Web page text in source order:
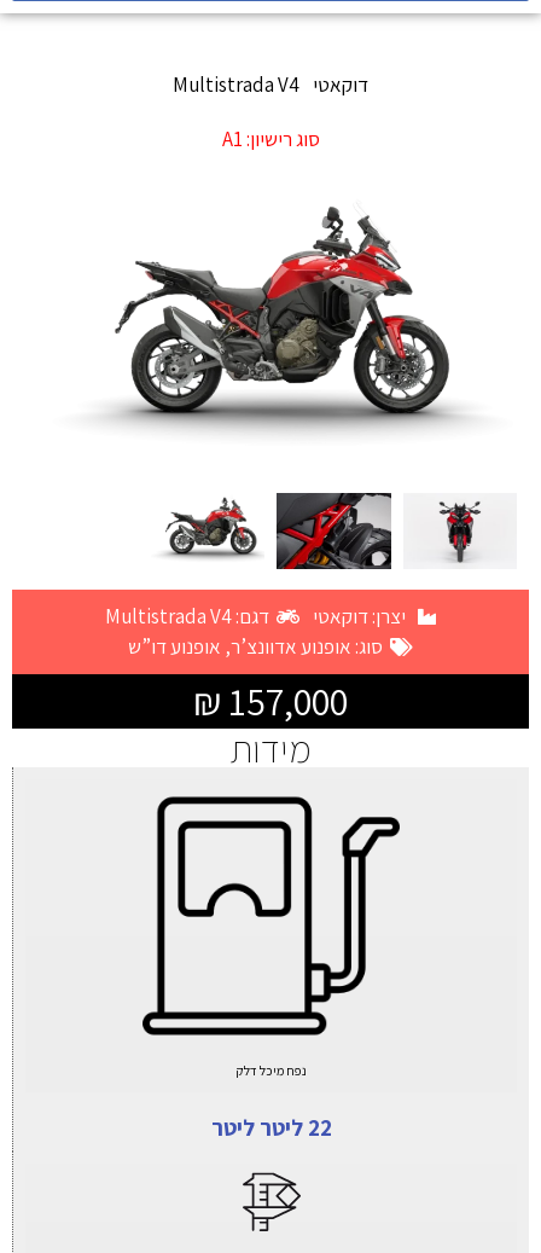
דוקאטי Multistrada V4
סוג רישיון:A1
יצרן:דוקאטי
דגם: Multistrada V4
סוג: אופנוע אדוונצ’ר, אופנוע דו”ש
157,000 ₪
מידות
נפח מיכל דלק
22 ליטר ליטר